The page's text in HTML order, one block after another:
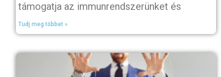
támogatja az immunrendszerünket és
Tudj meg többet »